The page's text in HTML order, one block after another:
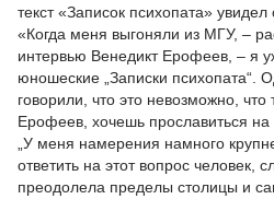
текст «Записок психопата» увидел
«Когда меня выгоняли из МГУ, –
интервью Венедикт Ерофеев, – я
юношеские „Записки психопата“.
говорили, что это невозможно, что
Ерофеев, хочешь прославиться на
„У меня намерения намного
ответить на этот вопрос человек,
преодолела пределы столицы и